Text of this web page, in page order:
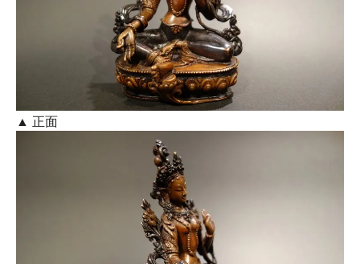
▲ 正面